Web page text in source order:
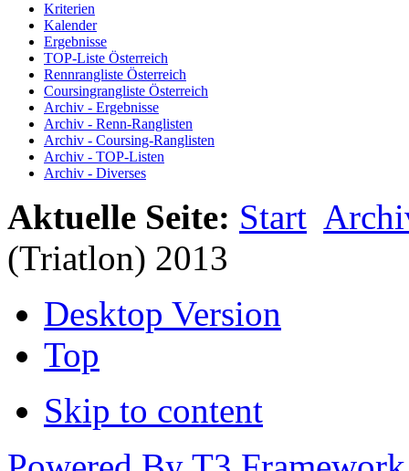
Kriterien
Kalender
Ergebnisse
TOP-Liste Österreich
Rennrangliste Österreich
Coursingrangliste Österreich
Archiv - Ergebnisse
Archiv - Renn-Ranglisten
Archiv - Coursing-Ranglisten
Archiv - TOP-Listen
Archiv - Diverses
Aktuelle Seite: Start
(Triatlon) 2013
Desktop Version
Top
Skip to content